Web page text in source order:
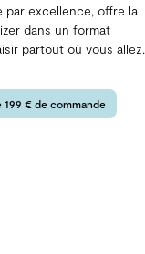
par excellence, offre la
dans un format
partout où vous allez.
€ de commande